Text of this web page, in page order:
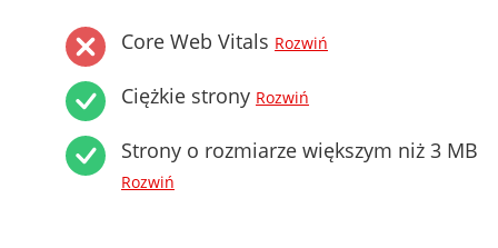
Core Web Vitals Rozwiń
Ciężkie strony Rozwiń
Strony o rozmiarze większym niż 3 MB
Rozwiń